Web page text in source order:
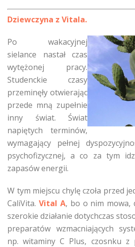
Dziewczyna z Vitala.
Po wakacyjnej
sielance nastał czas
wytężonej pracy.
Studenckie czasy
przeminęły otwierając
przede mną zupełnie
inny świat. Świat
napiętych terminów,
wymagający pełnej
psychofizycznej, a co za tym
zapasów energii.
W tym miejscu chylę czoła przed
CaliVita. Vital A, bo o nim mowa,
szerokie działanie dotychczas
preparatów wzmacniających
np. witaminy C Plus, czosnku z